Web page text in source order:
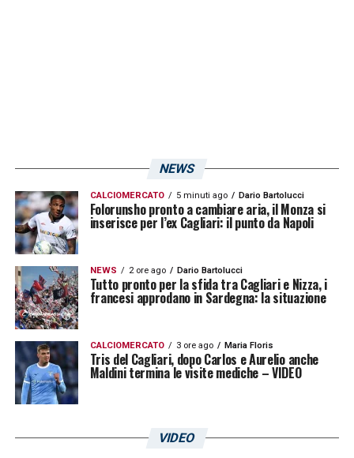
NEWS
CALCIOMERCATO 5 minuti ago Dario Bartolucci
Folorunsho pronto a cambiare aria, il Monza si
inserisce per l’ex Cagliari: il punto da Napoli
NEWS 2 ore ago Dario Bartolucci
Tutto pronto per la sfida tra Cagliari e Nizza, i
francesi approdano in Sardegna: la situazione
CALCIOMERCATO 3 ore ago Maria Floris
Tris del Cagliari, dopo Carlos e Aurelio anche
Maldini termina le visite mediche – VIDEO
VIDEO